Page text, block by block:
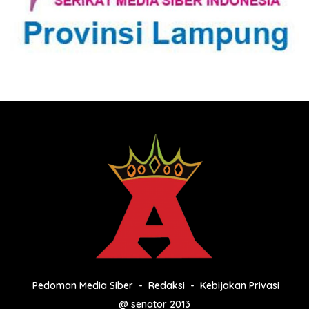
Pedoman Media Siber Redaksi
Kebijakan Privasi
@ senator 2013